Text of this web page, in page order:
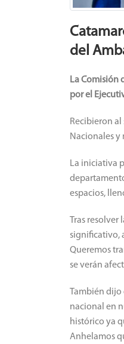
del
La Comisión
por el
Recibieron
Nacionales y
La iniciativa
espacios,
Tras resolver
significativo,
Queremos
se verán
También dijo
nacional en
histórico ya
Anhelamos